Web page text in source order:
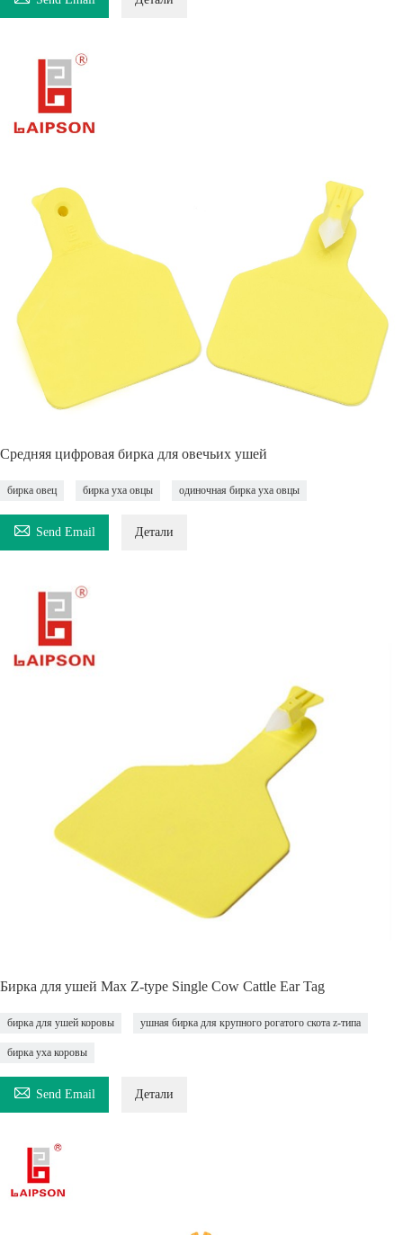
Средняя цифровая бирка для овечьих ушей
бирка овец бирка уха овцы одиночная бирка уха овцы
 Send Email Детали
Бирка для ушей Max Z-type Single Cow Cattle Ear Tag
бирка для ушей коровы ушная бирка для крупного рогатого скота z-типа
бирка уха коровы
 Send Email Детали